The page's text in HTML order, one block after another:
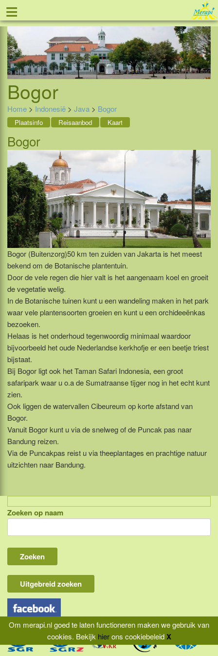
Om merapi.nl goed te laten functioneren maken we gebruik van
cookies. Bekijk hierons cookiebeleidX
≡ Tel: 088 - 81 11 999
Bogor
Home > Indonesië > Java > Bogor
Plaatsinfo Reisaanbod Kaart
Bogor
Bogor (Buitenzorg)50 km ten zuiden van Jakarta is het meest
bekend om de Botanische plantentuin.
Door de vele regen die hier valt is het aangenaam koel en groeit
de vegetatie welig.
In de Botanische tuinen kunt u een wandeling maken in het park
waar vele plantensoorten groeien en kunt u een orchideeënkas
bezoeken.
Helaas is het onderhoud tegenwoordig minimaal waardoor
bijvoorbeeld het oude Nederlandse kerkhofje er een beetje triest
bijstaat.
Bij Bogor ligt ook het Taman Safari Indonesia, een groot
safaripark waar u o.a de Sumatraanse tijger nog in het echt kunt
zien.
Ook liggen de watervallen Cibeureum op korte afstand van
Bogor.
Vanuit Bogor kunt u via de snelweg of de Puncak pas naar
Bandung reizen.
Via de Puncakpas reist u via theeplantages en prachtige natuur
uitzichten naar Bandung.
Indonesië, eilandcombinaties
Bali
Lombok
Flores & Komodo
Overige Sunda eilanden
Java
Kalimantan
Molukken
Zoeken op naam
Uitgebreid zoeken
Home | Aansprakelijkheid | Privacy | Reisvoorwaarden